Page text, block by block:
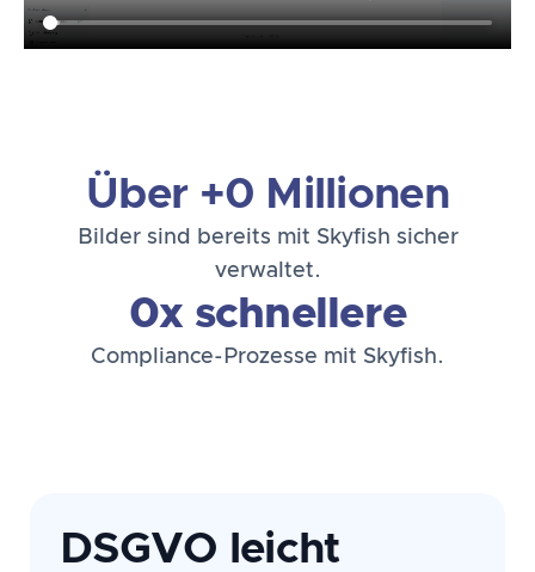
Bilder sind bereits mit Skyfish sicher
verwaltet.
Über +0 Millionen
Compliance-Prozesse mit Skyfish.
0x schnellere
DSGVO leicht